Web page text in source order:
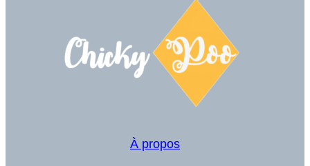
À propos